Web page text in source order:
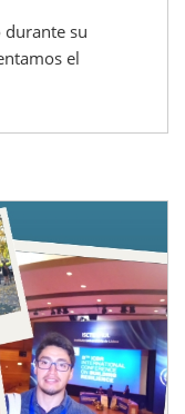
durante su
el